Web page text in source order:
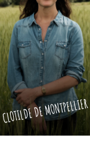
CLOTILDE DE MONTPELLIER